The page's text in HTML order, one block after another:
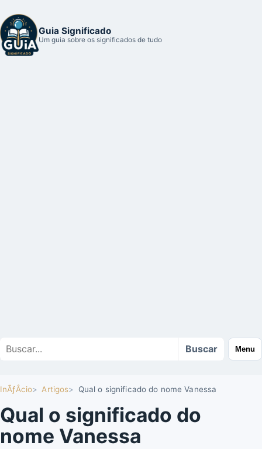
Guia Significado
Um guia sobre os significados de tudo
Buscar
Buscar Menu
InÃƒÂ­cio Artigos Qual o significado do nome Vanessa
Qual o significado do
nome Vanessa